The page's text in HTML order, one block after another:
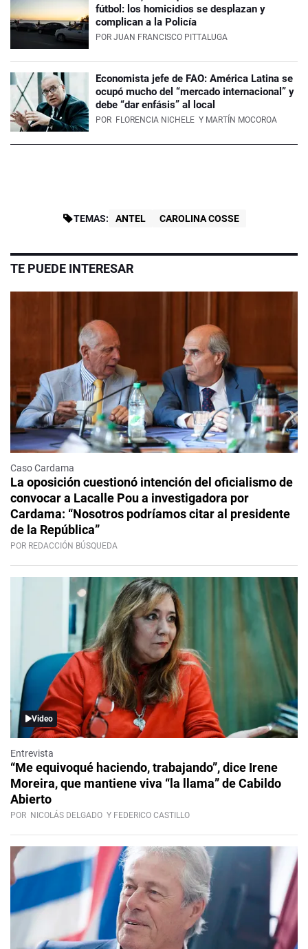
fútbol: los homicidios se desplazan y
complican a la Policía
POR JUAN FRANCISCO PITTALUGA
Economista jefe de FAO: América Latina se
ocupó mucho del “mercado internacional” y
debe “dar enfásis” al local
POR FLORENCIA NICHELE Y MARTÍN MOCOROA
TEMAS: ANTEL CAROLINA COSSE
TE PUEDE INTERESAR
Caso Cardama
La oposición cuestionó intención del oficialismo de
convocar a Lacalle Pou a investigadora por
Cardama: “Nosotros podríamos citar al presidente
de la República”
POR REDACCIÓN BÚSQUEDA
Video
Entrevista
“Me equivoqué haciendo, trabajando”, dice Irene
Moreira, que mantiene viva “la llama” de Cabildo
Abierto
POR NICOLÁS DELGADO Y FEDERICO CASTILLO